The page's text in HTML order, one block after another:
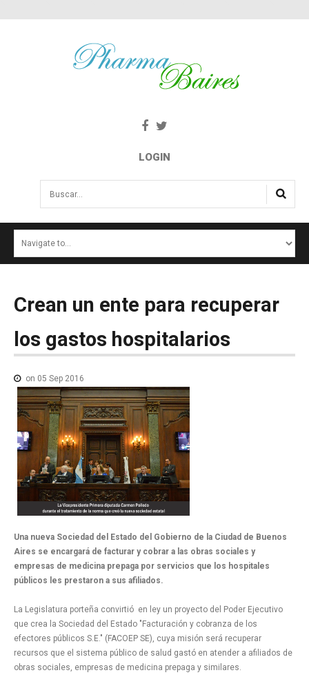
LOGIN
Buscar...
NOTICIAS
NOTICIAS MEDICAMENTOS
CONTACTO
Crean un ente para recuperar
los gastos hospitalarios
on 05 Sep 2016
Una nueva Sociedad del Estado del Gobierno de la Ciudad de Buenos
Aires se encargará de facturar y cobrar a las obras sociales y
empresas de medicina prepaga por servicios que los hospitales
públicos les prestaron a sus afiliados.
La Legislatura porteña convirtió en ley un proyecto del Poder Ejecutivo
que crea la Sociedad del Estado "Facturación y cobranza de los
efectores públicos S.E." (FACOEP SE), cuya misión será recuperar
recursos que el sistema público de salud gastó en atender a afiliados de
obras sociales, empresas de medicina prepaga y similares.